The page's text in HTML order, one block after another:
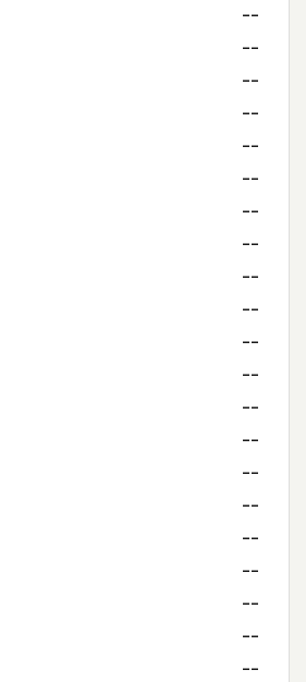
--
--
--
--
--
--
--
--
--
--
--
--
--
--
--
--
--
--
--
--
--